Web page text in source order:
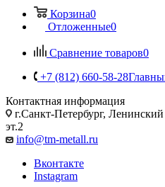
Корзина0
Отложенные0
Сравнение товаров0
+7 (812) 660-58-28
Контактная информация
г.Санкт-Петербург,
эт.2
info@tm-metall.ru
Вконтакте
Instagram